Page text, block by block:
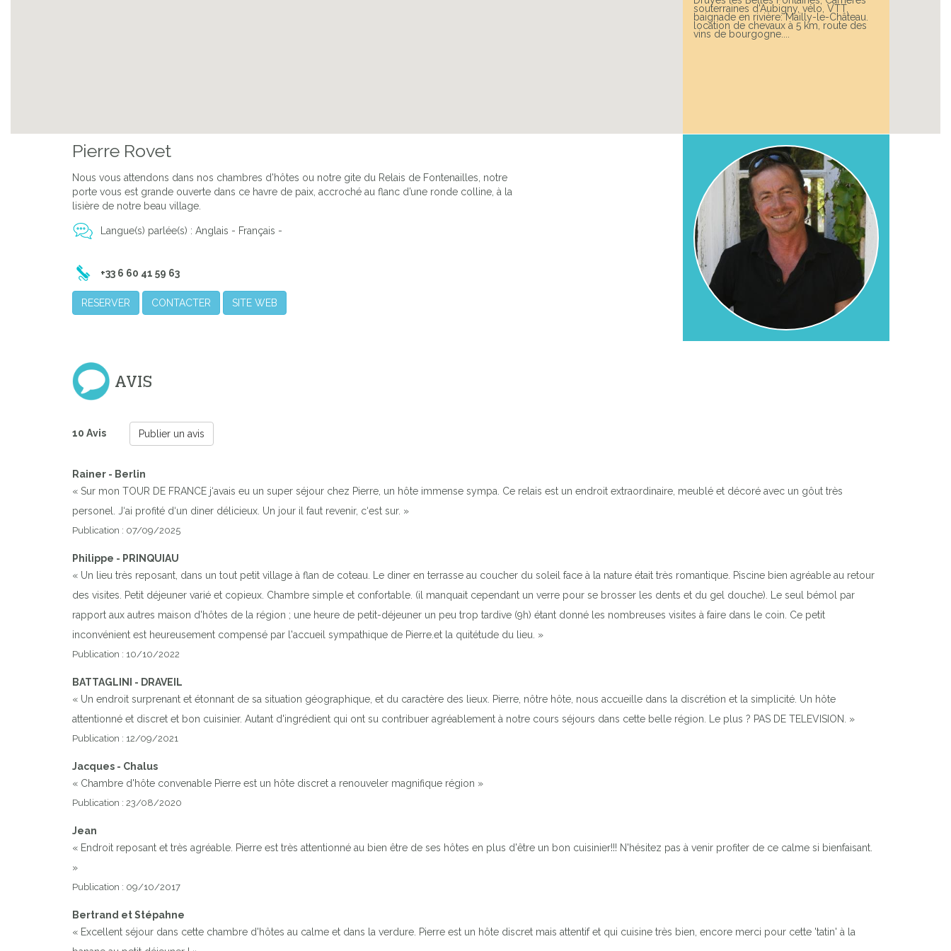
LE RELAIS DE FONTENAILLES
souterraines d'Aubigny, vélo, VTT,
baignade en rivière: Mailly-le-Château.
location de chevaux à 5 km, route des
vins de bourgogne....
Pierre Rovet
Nous vous attendons dans nos chambres d'hôtes ou notre gite du Relais de Fontenailles, notre
porte vous est grande ouverte dans ce havre de paix, accroché au flanc d’une ronde colline, à la
lisière de notre beau village.
Langue(s) parlée(s) : Anglais - Français -
+33 6 60 41 59 63
RESERVER CONTACTER SITE WEB
AVIS
10 Avis Publier un avis
Rainer - Berlin
« Sur mon TOUR DE FRANCE j‘avais eu un super séjour chez Pierre, un hôte immense sympa. Ce relais est un endroit extraordinaire, meublé et décoré avec un gôut très
personel. J‘ai profité d‘un diner délicieux. Un jour il faut revenir, c‘est sur. »
Publication : 07/09/2025
Philippe - PRINQUIAU
« Un lieu très reposant, dans un tout petit village à flan de coteau. Le diner en terrasse au coucher du soleil face à la nature était très romantique. Piscine bien agréable au retour
des visites. Petit déjeuner varié et copieux. Chambre simple et confortable. (il manquait cependant un verre pour se brosser les dents et du gel douche). Le seul bémol par
rapport aux autres maison d'hôtes de la région ; une heure de petit-déjeuner un peu trop tardive (9h) étant donné les nombreuses visites à faire dans le coin. Ce petit
inconvénient est heureusement compensé par l'accueil sympathique de Pierre.et la quitétude du lieu. »
Publication : 10/10/2022
BATTAGLINI - DRAVEIL
« Un endroit surprenant et étonnant de sa situation géographique, et du caractère des lieux. Pierre, nôtre hôte, nous accueille dans la discrétion et la simplicité. Un hôte
attentionné et discret et bon cuisinier. Autant d'ingrédient qui ont su contribuer agréablement à notre cours séjours dans cette belle région. Le plus ? PAS DE TELEVISION. »
Publication : 12/09/2021
Jacques - Chalus
« Chambre d'hôte convenable Pierre est un hôte discret a renouveler magnifique région »
Publication : 23/08/2020
Jean
« Endroit reposant et très agréable. Pierre est très attentionné au bien être de ses hôtes en plus d'être un bon cuisinier!!! N'hésitez pas à venir profiter de ce calme si bienfaisant.
»
Publication : 09/10/2017
Bertrand et Stépahne
« Excellent séjour dans cette chambre d'hôtes au calme et dans la verdure. Pierre est un hôte discret mais attentif et qui cuisine très bien, encore merci pour cette 'tatin' à la